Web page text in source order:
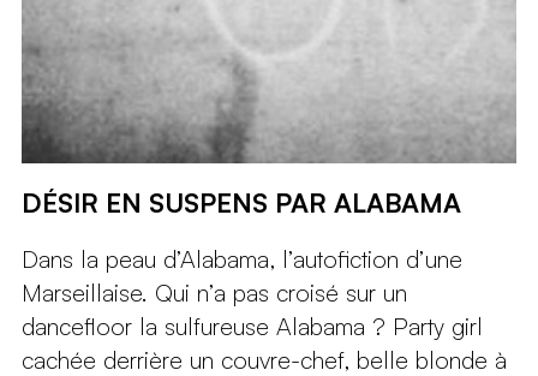
DÉSIR EN SUSPENS PAR ALABAMA
Dans la peau d’Alabama, l’autofiction d’une
Marseillaise. Qui n’a pas croisé sur un
dancefloor la sulfureuse Alabama ? Party girl
cachée derrière un couvre-chef, belle blonde à